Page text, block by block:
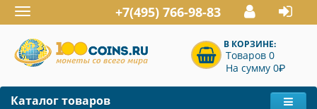
Toggle
navigation
+7(495) 766-98-83
В КОРЗИНЕ:
Товаров 0
На сумму 0P
Каталог товаров